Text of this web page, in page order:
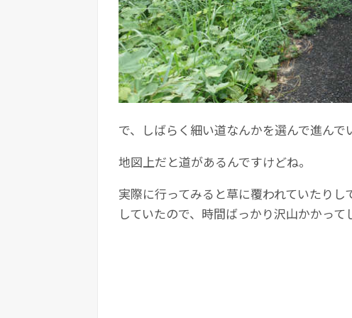
で、しばらく細い道なんかを選んで進んで
地図上だと道があるんですけどね。
実際に行ってみると草に覆われていたり
していたので、時間ばっかり沢山かかって